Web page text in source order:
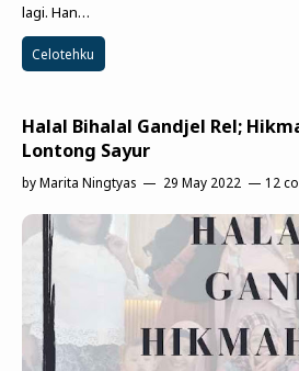
lagi. Han…
Celotehku
Halal Bihalal Gandjel Rel;
Lontong Sayur
byMarita Ningtyas 29 May 2022 12